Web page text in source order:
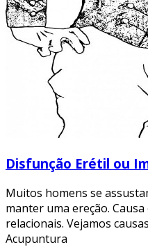
Disfunção Erétil ou
Muitos homens se
manter uma ereção.
relacionais. Vejamos
Acupuntura